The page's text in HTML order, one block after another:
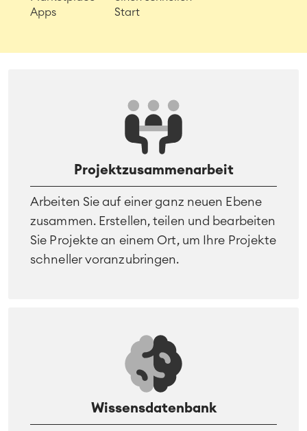
Apps
Start
Projektzusammenarbeit
Arbeiten Sie auf einer ganz neuen Ebene
zusammen. Erstellen, teilen und bearbeiten
Sie Projekte an einem Ort, um Ihre Projekte
schneller voranzubringen.
Wissensdatenbank